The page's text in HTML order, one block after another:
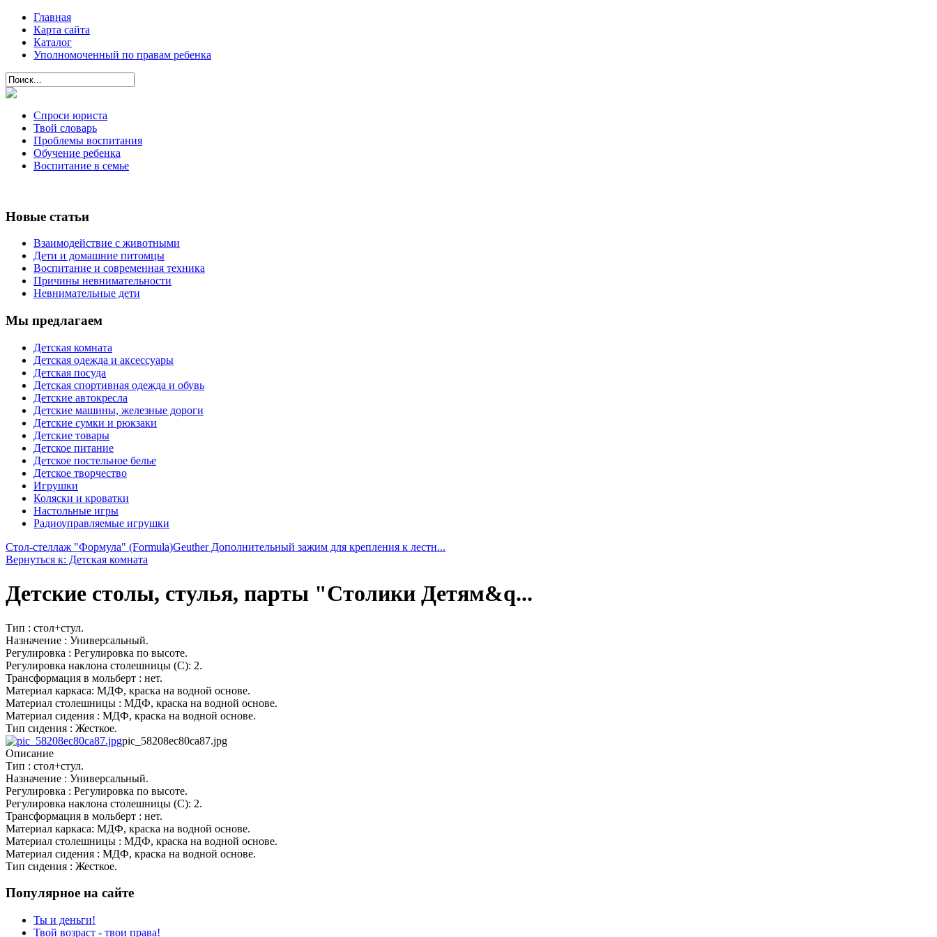
Главная
Карта сайта
Каталог
Уполномоченный по правам ребенка
Спроси юриста
Твой словарь
Проблемы воспитания
Обучение ребенка
Воспитание в семье
Новые статьи
Взаимодействие с животными
Дети и домашние питомцы
Воспитание и современная техника
Причины невнимательности
Невнимательные дети
Мы предлагаем
Детская комната
Детская одежда и аксессуары
Детская посуда
Детская спортивная одежда и обувь
Детские автокресла
Детские машины, железные дороги
Детские сумки и рюкзаки
Детские товары
Детское питание
Детское постельное белье
Детское творчество
Игрушки
Коляски и кроватки
Настольные игры
Радиоуправляемые игрушки
Стол-стеллаж "Формула" (Formula)Geuther Дополнительный зажим для крепления к лестн...
Вернуться к: Детская комната
Детские столы, стулья, парты "Столики Детям&q...
Тип : стол+стул.
Назначение : Универсальный.
Регулировка : Регулировка по высоте.
Регулировка наклона столешницы (С): 2.
Трансформация в мольберт : нет.
Материал каркаса: МДФ, краска на водной основе.
Материал столешницы : МДФ, краска на водной основе.
Материал сидения : МДФ, краска на водной основе.
Тип сидения : Жесткое.
pic_58208ec80ca87.jpg
Описание
Тип : стол+стул.
Назначение : Универсальный.
Регулировка : Регулировка по высоте.
Регулировка наклона столешницы (С): 2.
Трансформация в мольберт : нет.
Материал каркаса: МДФ, краска на водной основе.
Материал столешницы : МДФ, краска на водной основе.
Материал сидения : МДФ, краска на водной основе.
Тип сидения : Жесткое.
Популярное на сайте
Ты и деньги!
Твой возраст - твои права!